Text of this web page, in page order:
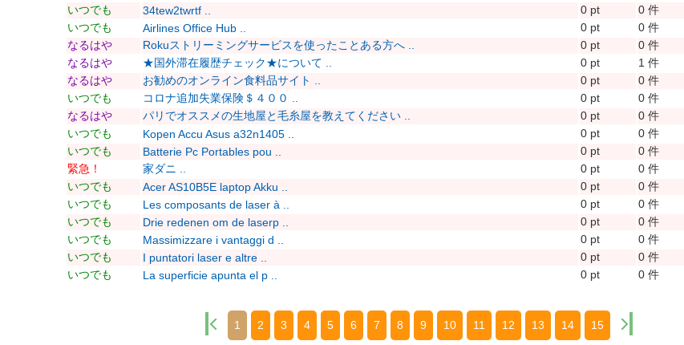
いつでも
34tew2twrtf .. 0 pt 0 件
いつでも
Airlines Office Hub .. 0 pt 0 件
なるはや
Rokuストリーミングサービスを使ったことある方へ .. 0 pt 0 件
なるはや
★国外滞在履歴チェック★について .. 0 pt 1 件
なるはや
お勧めのオンライン食料品サイト .. 0 pt 0 件
いつでも
コロナ追加失業保険＄４００ .. 0 pt 0 件
なるはや
パリでオススメの生地屋と毛糸屋を教えてください .. 0 pt 0 件
いつでも
Kopen Accu Asus a32n1405 .. 0 pt 0 件
いつでも
Batterie Pc Portables pou .. 0 pt 0 件
緊急！
家ダニ .. 0 pt 0 件
いつでも
Acer AS10B5E laptop Akku .. 0 pt 0 件
いつでも
Les composants de laser à .. 0 pt 0 件
いつでも
Drie redenen om de laserp .. 0 pt 0 件
いつでも
Massimizzare i vantaggi d .. 0 pt 0 件
いつでも
I puntatori laser e altre .. 0 pt 0 件
いつでも
La superficie apunta el p .. 0 pt 0 件
1 2 3 4 5 6 7 8 9 10 11 12 13 14 15